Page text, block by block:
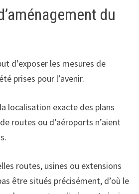
du
d’exposer les mesures de
prises pour l’avenir.
localisation exacte des plans
routes ou d’aéroports n’aient
routes, usines ou extensions
être situés précisément, d’où le